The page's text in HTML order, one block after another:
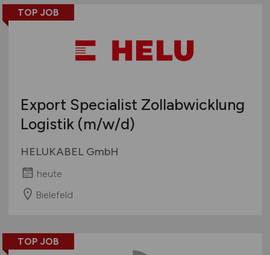
Europa
International
TOP JOB
Export Specialist Zollabwicklung
Logistik (m/w/d)
HELUKABEL GmbH
heute
Bielefeld
TOP JOB